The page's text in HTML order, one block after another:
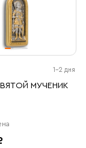
1-2 дня
МУЧЕНИК